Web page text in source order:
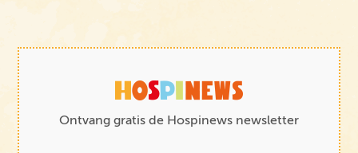
Ontvang gratis de Hospinews newsletter